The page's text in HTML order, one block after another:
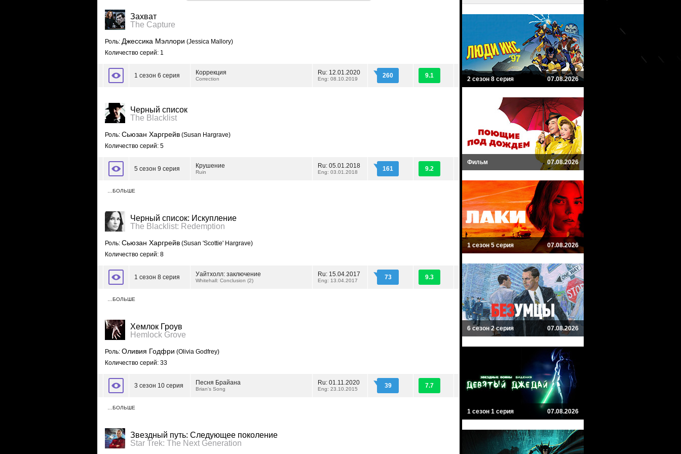
Захват
The Capture
Роль: Джессика Мэллори (Jessica Mallory)
Количество серий: 1
1 сезон 6 серия Коррекция
Correction
Ru: 12.01.2020
Eng: 08.10.2019 260 9.1
Черный список
The Blacklist
Роль: Сьюзан Харгрейв (Susan Hargrave)
Количество серий: 5
5 сезон 9 серия Крушение
Ruin
Ru: 05.01.2018
Eng: 03.01.2018 161 9.2
…БОЛЬШЕ
Черный список: Искупление
The Blacklist: Redemption
Роль: Сьюзан Харгрейв (Susan 'Scottie' Hargrave)
Количество серий: 8
1 сезон 8 серия Уайтхолл: заключение
Whitehall: Conclusion (2)
Ru: 15.04.2017
Eng: 13.04.2017 73 9.3
…БОЛЬШЕ
Хемлок Гроув
Hemlock Grove
Роль: Оливия Годфри (Olivia Godfrey)
Количество серий: 33
3 сезон 10 серия Песня Брайана
Brian's Song
Ru: 01.11.2020
Eng: 23.10.2015 39 7.7
…БОЛЬШЕ
Звездный путь: Следующее поколение
Star Trek: The Next Generation
2 сезон 8 серия 07.08.2026
Фильм 07.08.2026
1 сезон 5 серия 07.08.2026
6 сезон 2 серия 07.08.2026
1 сезон 1 серия 07.08.2026